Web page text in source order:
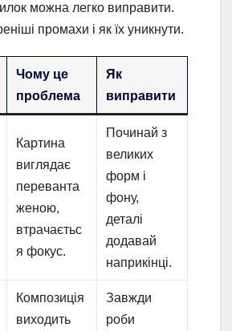
можна легко виправити.
промахи і як їх уникнути.
Чому це
проблема
Як
виправити
Картина
виглядає
переванта
женою,
втрачаєтьс
я фокус.
Починай з
великих
форм і
фону,
деталі
додавай
наприкінці.
Композиція
виходить
Завжди
роби